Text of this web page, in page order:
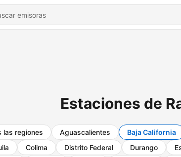
Estaciones de
las regiones Aguascalientes Baja California
Colima Distrito Federal Durango